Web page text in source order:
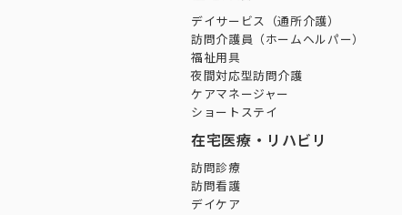
デイサービス（通所介護）
訪問介護員（ホームヘルパー）
福祉用具
夜間対応型訪問介護
ケアマネージャー
ショートステイ
在宅医療・リハビリ
訪問診療
訪問看護
デイケア